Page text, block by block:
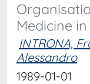
Medicine
INTRONA,
Alessandro
1989-01-01